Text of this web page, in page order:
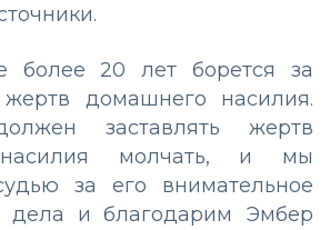
более 20 лет борется за
домашнего насилия.
заставлять жертв
молчать, и мы
за его внимательное
дела и благодарим Эмбер